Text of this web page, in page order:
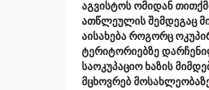
აგვისტოს ომიდან
ათწლეულის შემდეგაც
აისახება როგორც
ტერიტორიებზე
საოკუპაციო ხაზის
მცხოვრებ